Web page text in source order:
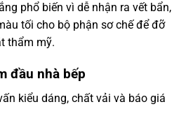
phổ biến vì dễ nhận ra vết bẩn,
tối cho bộ phận sơ chế để đỡ
thẩm mỹ.
đầu nhà bếp
kiểu dáng, chất vải và báo giá